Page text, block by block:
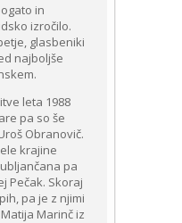
in
izročilo.
glasbeniki
najboljše
leta 1988
pa so še
Obranovič.
krajine
pa
Pečak. Skoraj
pa je z njimi
Marinč iz